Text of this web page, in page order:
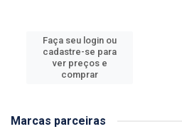
Faça seu login ou
cadastre-se para
ver preços e
comprar
Marcas parceiras